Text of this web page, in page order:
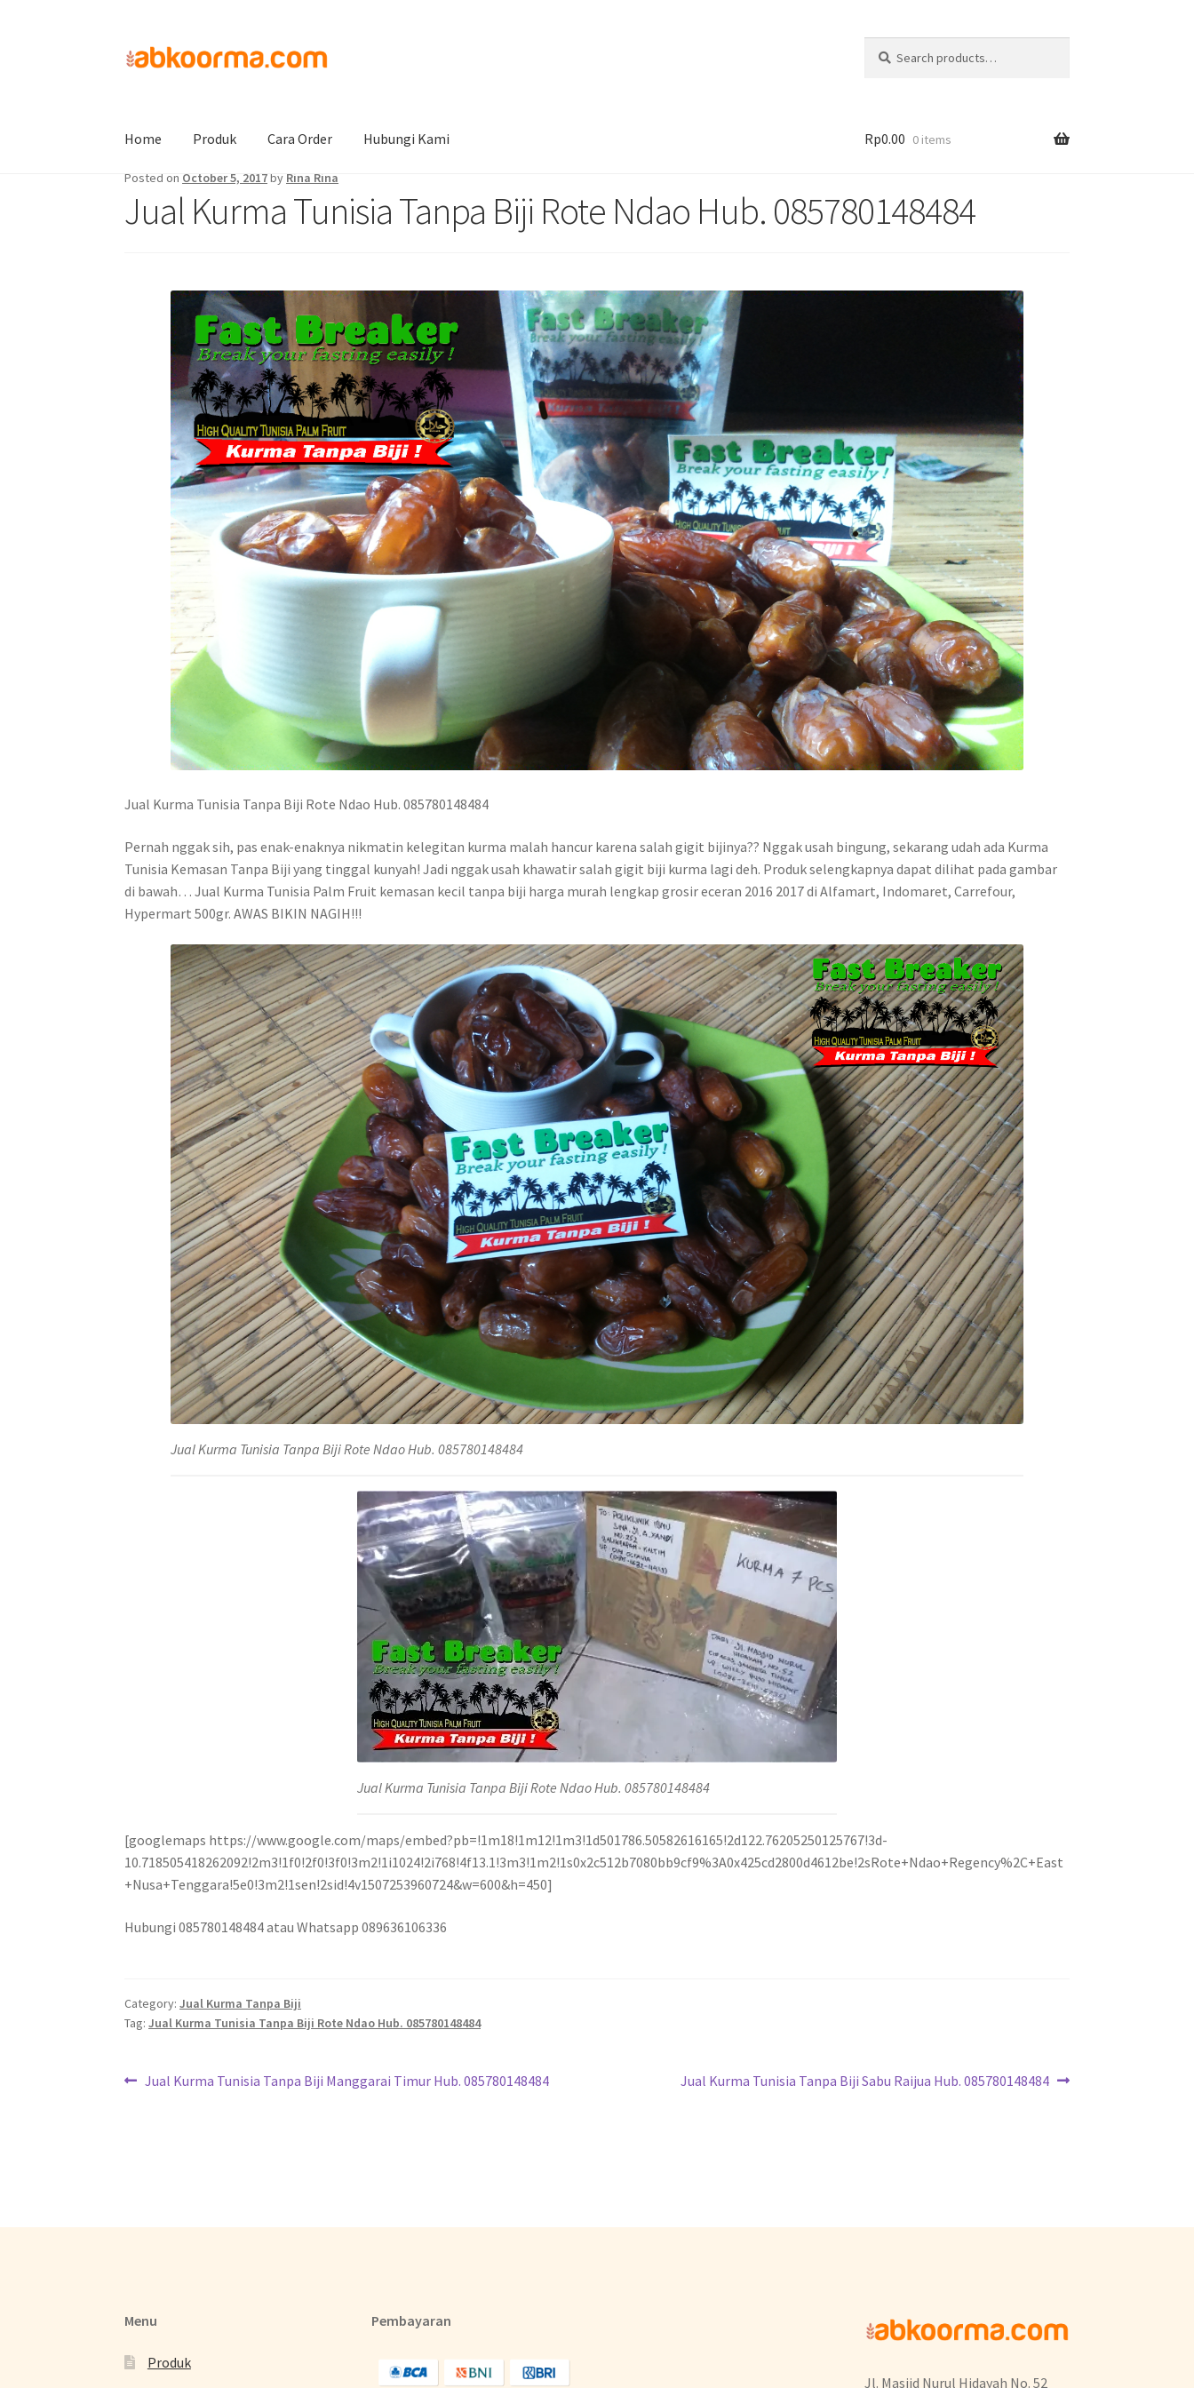
Home Produk Cara Order Hubungi Kami Rp0.00 0 items
Posted on October 5, 2017by Rina Rina
Jual Kurma Tunisia Tanpa Biji Rote Ndao Hub. 085780148484
Jual Kurma Tunisia Tanpa Biji Rote Ndao Hub. 085780148484
Pernah nggak sih, pas enak-enaknya nikmatin kelegitan kurma malah hancur karena salah gigit bijinya?? Nggak usah bingung, sekarang udah ada Kurma
Tunisia Kemasan Tanpa Biji yang tinggal kunyah! Jadi nggak usah khawatir salah gigit biji kurma lagi deh. Produk selengkapnya dapat dilihat pada gambar
di bawah… Jual Kurma Tunisia Palm Fruit kemasan kecil tanpa biji harga murah lengkap grosir eceran 2016 2017 di Alfamart, Indomaret, Carrefour,
Hypermart 500gr. AWAS BIKIN NAGIH!!!
Jual Kurma Tunisia Tanpa Biji Rote Ndao Hub. 085780148484
Jual Kurma Tunisia Tanpa Biji Rote Ndao Hub. 085780148484
[googlemaps https://www.google.com/maps/embed?pb=!1m18!1m12!1m3!1d501786.50582616165!2d122.76205250125767!3d-
10.718505418262092!2m3!1f0!2f0!3f0!3m2!1i1024!2i768!4f13.1!3m3!1m2!1s0x2c512b7080bb9cf9%3A0x425cd2800d4612be!2sRote+Ndao+Regency%2C+East
+Nusa+Tenggara!5e0!3m2!1sen!2sid!4v1507253960724&w=600&h=450]
Hubungi 085780148484 atau Whatsapp 089636106336
Category:Jual Kurma Tanpa Biji
Tag:Jual Kurma Tunisia Tanpa Biji Rote Ndao Hub. 085780148484
Jual Kurma Tunisia Tanpa Biji Manggarai Timur Hub. 085780148484 Jual Kurma Tunisia Tanpa Biji Sabu Raijua Hub. 085780148484
Menu
Produk
Pembayaran
Jl. Masjid Nurul Hidayah No. 52